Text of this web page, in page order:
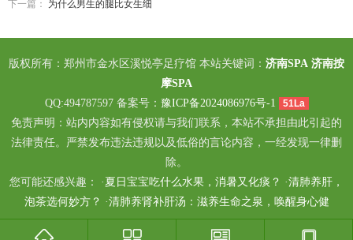
下一篇： 为什么男生的腿比女生细
版权所有：郑州市金水区溪悦亭足疗馆 本站关键词： 济南SPA 济南按
摩SPA
QQ:494787597 备案号： 豫ICP备2024086976号-1 51La
免责声明：站内内容如有侵权请与我们联系，本站不承担由此引起的
法律责任。严禁发布违法违规以及低俗的言论内容，一经发现一律删
除。
您可能还感兴趣： · 夏日宝宝吃什么水果，消暑又化痰？ ·清肺养肝，
泡茶选何妙方？ ·清肺养肾补肝汤：滋养生命之泉，唤醒身心健